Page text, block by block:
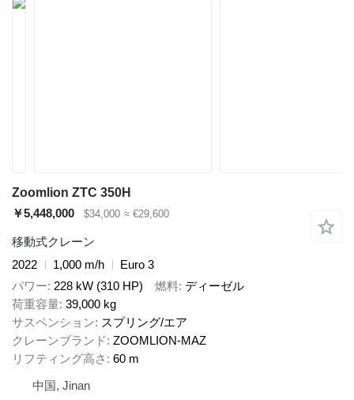
Zoomlion ZTC 350H
￥5,448,000
$34,000 ≈ €29,600
移動式クレーン
2022
1,000 m/h
Euro 3
パワー 228 kW (310 HP) 燃料 ディーゼル
荷重容量 39,000 kg
サスペンション
スプリング/エア
クレーンブランド ZOOMLION-MAZ
リフティング高さ
60 m
中国, Jinan